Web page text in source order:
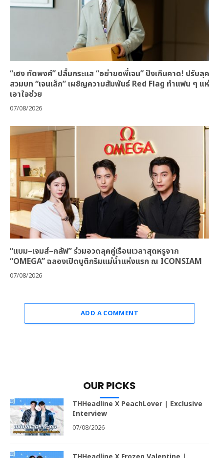
“เฮง ทัตพงศ์” ปลื้มกระแส “อย่าขอพี่เจน” ปังเกินคาด! ปรับลุค
สวมบท “เจนเล็ก” เผชิญความสัมพันธ์ Red Flag ทำแฟน ๆ แห่
เอาใจช่วย
07/08/2026
“แบม–เจมส์–กลัฟ” ร่วมอวดลุคคู่เรือนเวลาสุดหรูจาก
“OMEGA” ฉลองเปิดบูติกริมแม่น้ำแห่งแรก ณ ICONSIAM
07/08/2026
ADD A COMMENT
OUR PICKS
THHeadline X PeachLover | Exclusive
Interview
07/08/2026